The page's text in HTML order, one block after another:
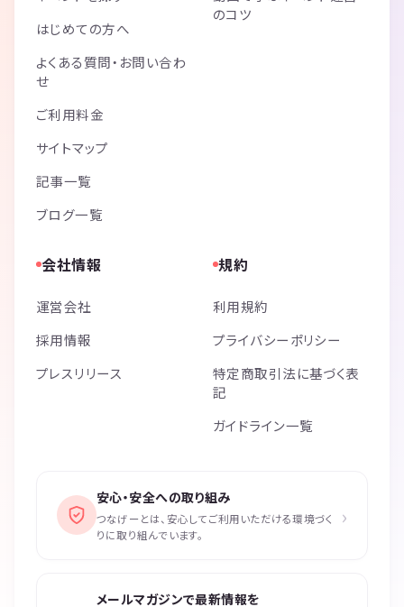
はじめての方へ
よくある質問・お問い合わ
せ
ご利用料金
サイトマップ
記事一覧
ブログ一覧
のコツ
会社情報
運営会社
採用情報
プレスリリース
規約
利用規約
プライバシーポリシー
特定商取引法に基づく表
記
ガイドライン一覧
安心・安全への取り組み
つなげーとは、安心してご利用いただける環境づく
りに取り組んでいます。
›
メールマガジンで最新情報を